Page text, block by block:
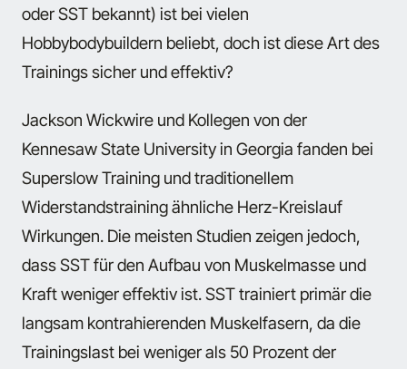
oder SST bekannt) ist bei vielen
Hobbybodybuildern beliebt, doch ist diese Art des
Trainings sicher und effektiv?
Jackson Wickwire und Kollegen von der
Kennesaw State University in Georgia fanden bei
Superslow Training und traditionellem
Widerstandstraining ähnliche Herz-Kreislauf
Wirkungen. Die meisten Studien zeigen jedoch,
dass SST für den Aufbau von Muskelmasse und
Kraft weniger effektiv ist. SST trainiert primär die
langsam kontrahierenden Muskelfasern, da die
Trainingslast bei weniger als 50 Prozent der